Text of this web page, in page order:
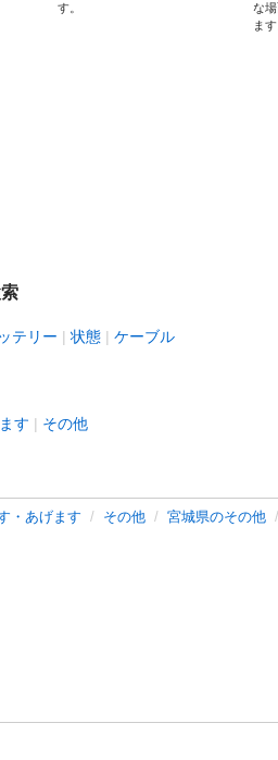
す。
な
ます
テリー 状態 ケーブル
す その他
・あげます その他 宮城県のその他